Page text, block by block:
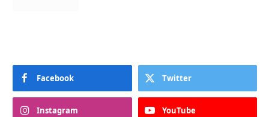
Facebook Twitter
Instagram YouTube